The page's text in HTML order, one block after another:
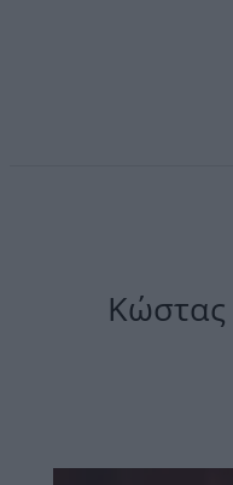
Κώστας